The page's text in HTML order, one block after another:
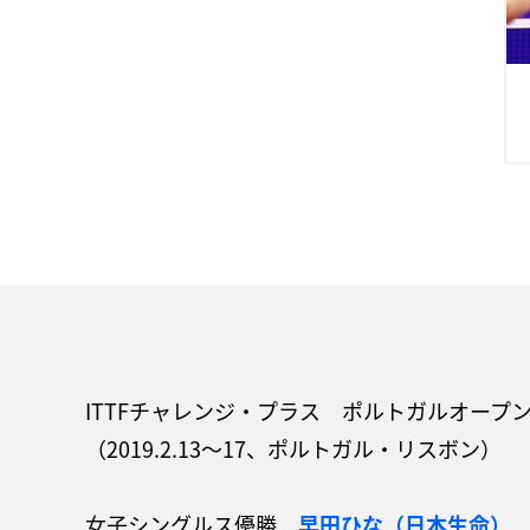
ITTFチャレンジ・プラス ポルトガルオープ
（2019.2.13～17、ポルトガル・リスボン）